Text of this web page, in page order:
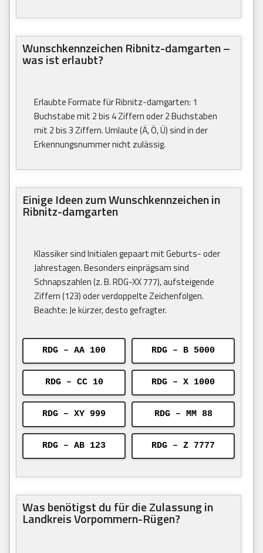
Wunschkennzeichen Ribnitz-damgarten –
was ist erlaubt?
Erlaubte Formate für Ribnitz-damgarten: 1
Buchstabe mit 2 bis 4 Ziffern oder 2 Buchstaben
mit 2 bis 3 Ziffern. Umlaute (Ä, Ö, Ü) sind in der
Erkennungsnummer nicht zulässig.
Einige Ideen zum Wunschkennzeichen in
Ribnitz-damgarten
Klassiker sind Initialen gepaart mit Geburts- oder
Jahrestagen. Besonders einprägsam sind
Schnapszahlen (z. B. RDG-XX 777), aufsteigende
Ziffern (123) oder verdoppelte Zeichenfolgen.
Beachte: Je kürzer, desto gefragter.
RDG – AA 100 RDG – B 5000
RDG – CC 10 RDG – X 1000
RDG – XY 999 RDG – MM 88
RDG – AB 123 RDG – Z 7777
Was benötigst du für die Zulassung in
Landkreis Vorpommern-Rügen?